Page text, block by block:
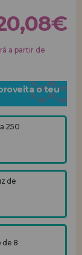
a partir de
o teu
250
de
de 8